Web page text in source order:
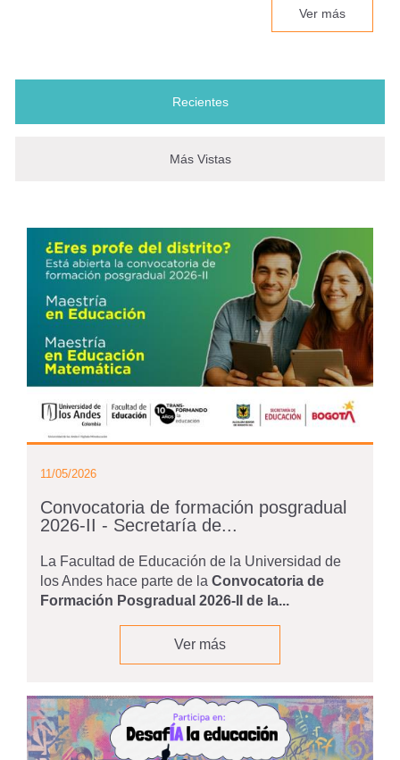
Maestría en Educación Matemática
avanzada MEN 2026-1
La universidad que se conecta con
el territorio: así se vivió el Congreso
Internacional “Compromiso
Universidad-Comunidad”
Ver más
Recientes(solapa activa)
Más Vistas
11/05/2026
Convocatoria de formación posgradual
2026-II - Secretaría de...
La Facultad de Educación de la Universidad de
los Andes hace parte de la Convocatoria de
Formación Posgradual 2026-II de la...
Ver más